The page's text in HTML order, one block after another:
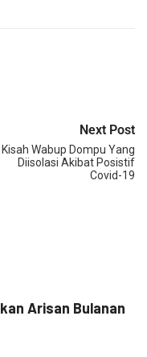
Next Post
Kisah Wabup Dompu Yang
Diisolasi Akibat Posistif
Covid-19
Arisan Bulanan